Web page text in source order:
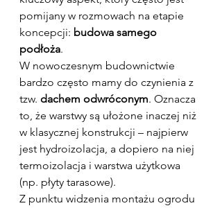
pomijany w rozmowach na etapie
koncepcji: budowa samego
podłoża.
W nowoczesnym budownictwie
bardzo często mamy do czynienia z
tzw. dachem odwróconym. Oznacza
to, że warstwy są ułożone inaczej niż
w klasycznej konstrukcji – najpierw
jest hydroizolacja, a dopiero na niej
termoizolacja i warstwa użytkowa
(np. płyty tarasowe).
Z punktu widzenia montażu ogrodu